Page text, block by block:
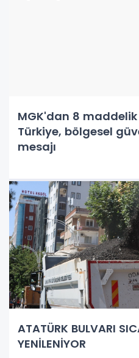
MGK'dan 8 maddelik
Türkiye, bölgesel
mesajı
ATATÜRK BULVARI
YENİLENİYOR